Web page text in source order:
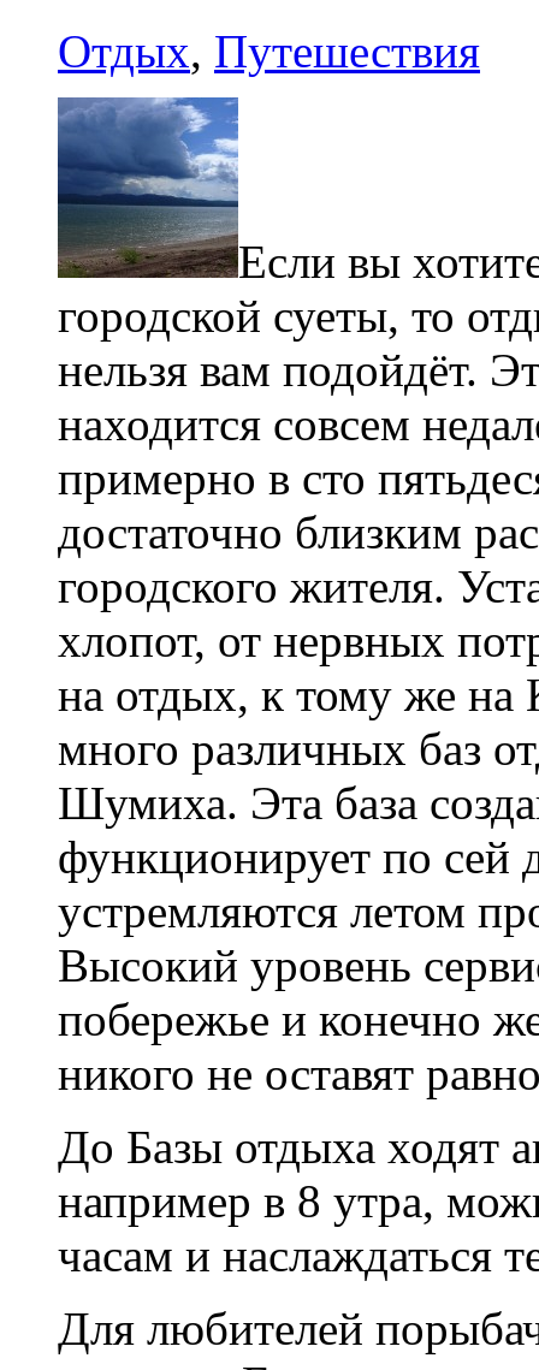
Отдых, Путешествия
Если вы
городской суеты, то
нельзя вам подойдёт.
находится совсем
примерно в сто
достаточно близким
городского жителя.
хлопот, от нервных
на отдых, к тому же на
много различных баз
Шумиха. Эта база
функционирует по сей
устремляются летом
Высокий уровень
побережье и конечно
никого не оставят
До Базы отдыха ходят
например в 8 утра,
часам и наслаждаться
Для любителей